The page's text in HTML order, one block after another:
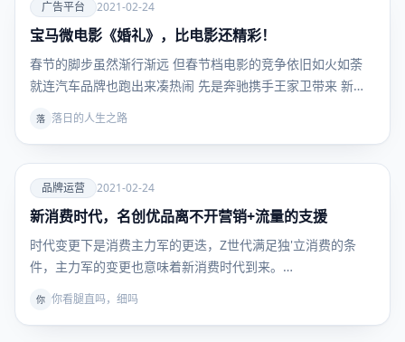
广告平
广告平台 2021-02-24
宝马微电影《婚礼》，比电影还精彩！
春节的脚步虽然渐行渐远 但春节档电影的竞争依旧如火如荼
就连汽车品牌也跑出来凑热闹 先是奔驰携手王家卫带来 新…
落 落日的人生之路
爱
品牌运
品牌运营 2021-02-24
新消费时代，名创优品离不开营销+流量的支援
时代变更下是消费主力军的更迭，Z世代满足独'立消费的条
件，主力军的变更也意味着新消费时代到来。…
你 你看腿直吗，细吗